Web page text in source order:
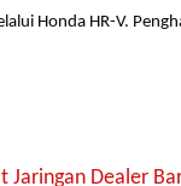
Honda HR-V.
Jaringan Dealer